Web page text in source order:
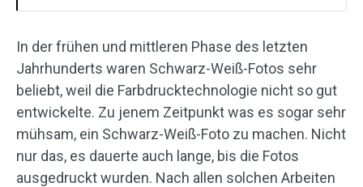
In der frühen und mittleren Phase des letzten
Jahrhunderts waren Schwarz-Weiß-Fotos sehr
beliebt, weil die Farbdrucktechnologie nicht so gut
entwickelte. Zu jenem Zeitpunkt was es sogar sehr
mühsam, ein Schwarz-Weiß-Foto zu machen. Nicht
nur das, es dauerte auch lange, bis die Fotos
ausgedruckt wurden. Nach allen solchen Arbeiten